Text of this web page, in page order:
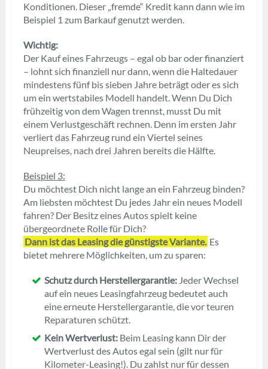
Konditionen. Dieser „fremde“ Kredit kann dann wie im
Beispiel 1 zum Barkauf genutzt werden.
Wichtig:
Der Kauf eines Fahrzeugs – egal ob bar oder finanziert
– lohnt sich finanziell nur dann, wenn die Haltedauer
mindestens fünf bis sieben Jahre beträgt oder es sich
um ein wertstabiles Modell handelt. Wenn Du Dich
frühzeitig von dem Wagen trennst, musst Du mit
einem Verlustgeschäft rechnen. Denn im ersten Jahr
verliert das Fahrzeug rund ein Viertel seines
Neupreises, nach drei Jahren bereits die Hälfte.
Beispiel 3:
Du möchtest Dich nicht lange an ein Fahrzeug binden?
Am liebsten möchtest Du jedes Jahr ein neues Modell
fahren? Der Besitz eines Autos spielt keine
übergeordnete Rolle für Dich?
Dann ist das Leasing die günstigste Variante. Es
bietet mehrere Möglichkeiten, um zu sparen:
Schutz durch Herstellergarantie:Jeder Wechsel
auf ein neues Leasingfahrzeug bedeutet auch
eine erneute Herstellergarantie, die vor teuren
Reparaturen schützt.
Kein Wertverlust:Beim Leasing kann Dir der
Wertverlust des Autos egal sein (gilt nur für
Kilometer-Leasing!). Du zahlst nur für dessen